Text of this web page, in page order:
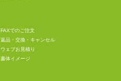
FAXでのご注文
返品・交換・キャンセル
ウェブお見積り
書体イメージ